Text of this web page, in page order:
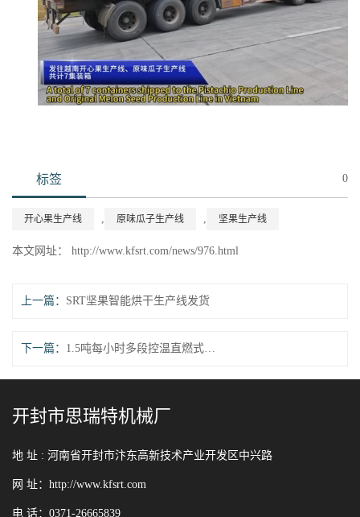
标签 0
开心果生产线 , 原味瓜子生产线 , 坚果生产线
本文网址： http://www.kfsrt.com/news/976.html
上一篇： SRT坚果智能烘干生产线发货
下一篇： 1.5吨每小时多段控温直燃式自动炒锅生产线发货
开封市思瑞特机械厂
地 址 : 河南省开封市汴东高新技术产业开发区中兴路
网 址：http://www.kfsrt.com
电 话：0371-26665839